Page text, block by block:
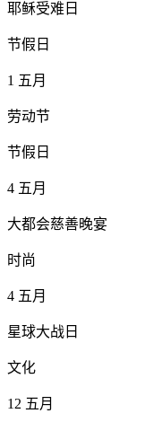
耶稣受难日
节假日
1 五月
劳动节
节假日
4 五月
大都会慈善晚宴
时尚
4 五月
星球大战日
文化
12 五月